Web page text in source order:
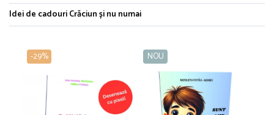
Idei de cadouri Crăciun și nu numai
-29% NOU